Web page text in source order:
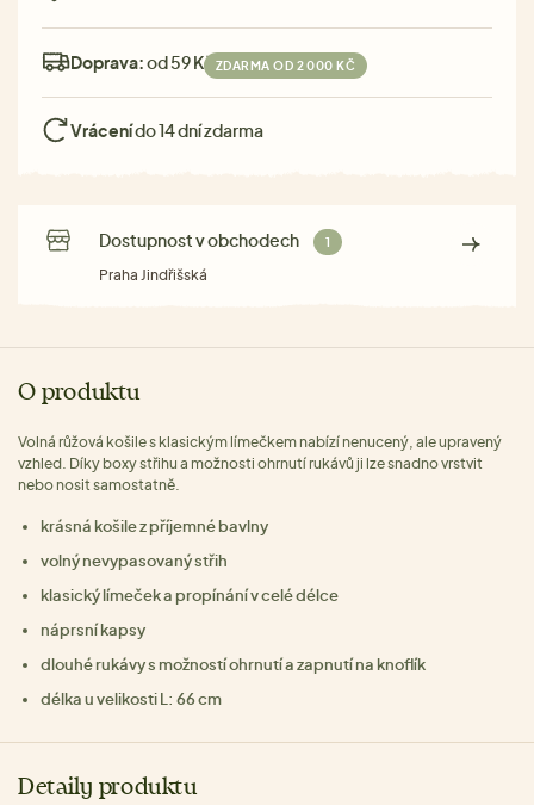
Doprava:od 59 Kč ZDARMA OD 2 000 KČ
Vrácenído 14 dní zdarma
Dostupnost v obchodech 1
Praha Jindřišská
O produktu
Volná růžová košile s klasickým límečkem nabízí nenucený, ale upravený
vzhled. Díky boxy střihu a možnosti ohrnutí rukávů ji lze snadno vrstvit
nebo nosit samostatně.
krásná košile z příjemné bavlny
volný nevypasovaný střih
klasický límeček a propínání v celé délce
náprsní kapsy
dlouhé rukávy s možností ohrnutí a zapnutí na knoflík
délka u velikosti L: 66 cm
Detaily produktu